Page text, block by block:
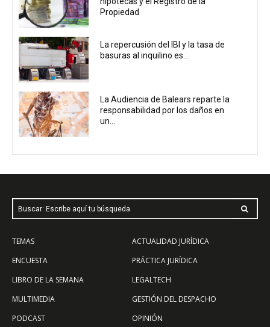
Propiedad
La repercusión del IBI y la tasa de
basuras al inquilino es...
La Audiencia de Balears reparte la
responsabilidad por los daños en
un...
Buscar: Escribe aquí tu búsqueda
TEMAS
ENCUESTA
LIBRO DE LA SEMANA
MULTIMEDIA
PODCAST
ACTUALIDAD JURÍDICA
PRÁCTICA JURÍDICA
LEGALTECH
GESTIÓN DEL DESPACHO
OPINIÓN